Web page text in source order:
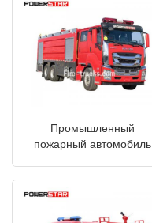
Промышленный
пожарный автомобиль